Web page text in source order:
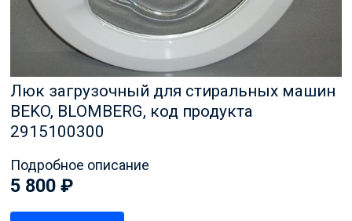
Люк загрузочный для стиральных машин
BEKO, BLOMBERG, код продукта
2915100300
Подробное описание
5 800 ₽